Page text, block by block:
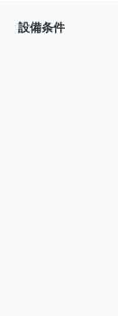
設備条件